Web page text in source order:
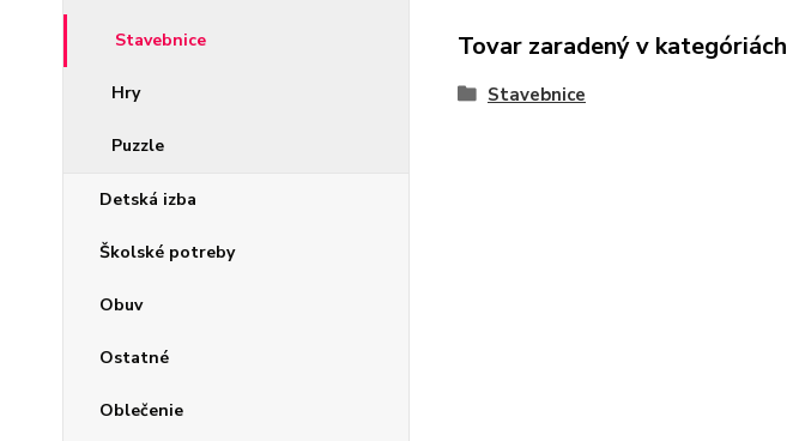
Stavebnice
Hry
Puzzle
Detská izba
Školské potreby
Obuv
Ostatné
Oblečenie
Tovar zaradený v kategóriách
Stavebnice